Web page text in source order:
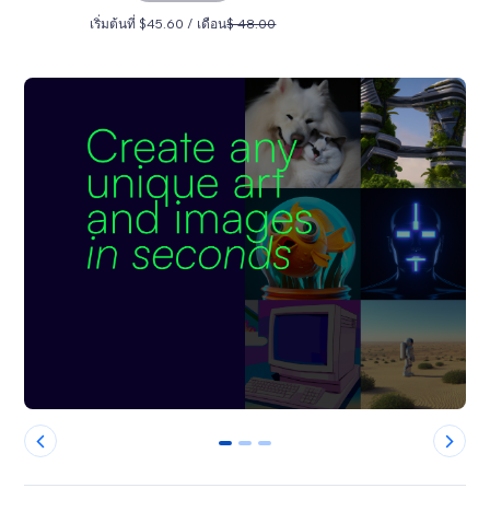
เริ่มต้นที่ $45.60 / เดือน$ 48.00
0 1 2